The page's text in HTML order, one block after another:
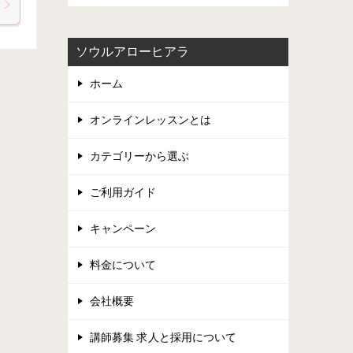
ソウルアローヒアラ
ホーム
オンラインレッスンとは
カテゴリーから選ぶ
ご利用ガイド
キャンペーン
料金について
会社概要
講師募集 求人と採用について